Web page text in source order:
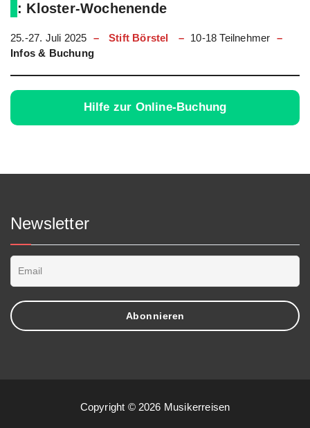
: Kloster-Wochenende
25.-27. Juli 2025 – Stift Börstel – 10-18 Teilnehmer –
Infos & Buchung
Hilfe zur Online-Buchung
Newsletter
Copyright © 2026 Musikerreisen